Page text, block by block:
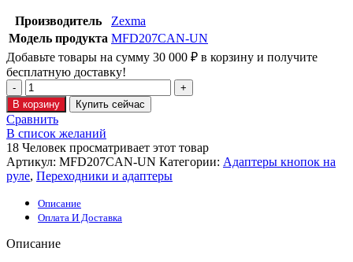
Производитель
Zexma
Модель продукта MFD207CAN-UN
Добавьте товары на сумму 30 000 ₽ в корзину и получите
бесплатную доставку!
В корзину Купить сейчас
Сравнить
В список желаний
18 Человек просматривает этот товар
Артикул: MFD207CAN-UN Категории: Адаптеры кнопок на
руле, Переходники и адаптеры
Описание
Оплата И Доставка
Описание